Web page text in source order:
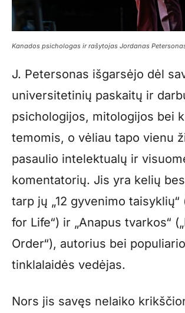
Kanados psichologas ir rašytojas Jordanas
J. Petersonas išgarsėjo dėl
universitetinių paskaitų ir
psichologijos, mitologijos bei
temomis, o vėliau tapo vienu
pasaulio intelektualų ir
komentatorių. Jis yra kelių
tarp jų „12 gyvenimo taisyklių“
for Life“) ir „Anapus tvarkos“
Order“), autorius bei
tinklalaidės vedėjas.
Nors jis savęs nelaiko